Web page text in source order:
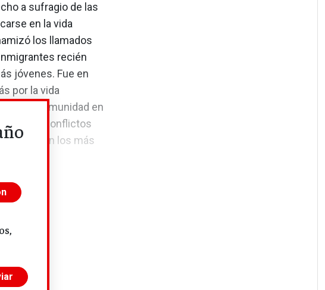
a sufragio de las
en la vida
los llamados
recién
jóvenes. Fue en
por la vida
de la comunidad en
y los conflictos
con los más